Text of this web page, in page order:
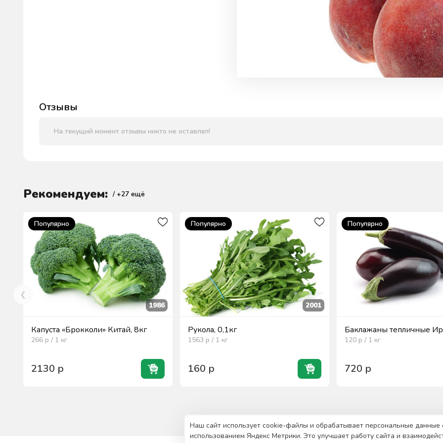
Отзывы
На текущий момент отзывы никто не оставлял!
Рекомендуем: / +27 ещё
Популярно
1986
Капуста «Брокколи» Китай, 8кг
266 р / 1 кг
2130 р
Популярно
2001
Рукола, 0,1кг
1563 р / 1 кг
160 р
Популярно
Баклажаны тепличные
120 р / 1 кг
720 р
Наш сайт использует cookie-файлы и обрабатывает персональные данные
использованием Яндекс Метрики. Это улучшает работу сайта и